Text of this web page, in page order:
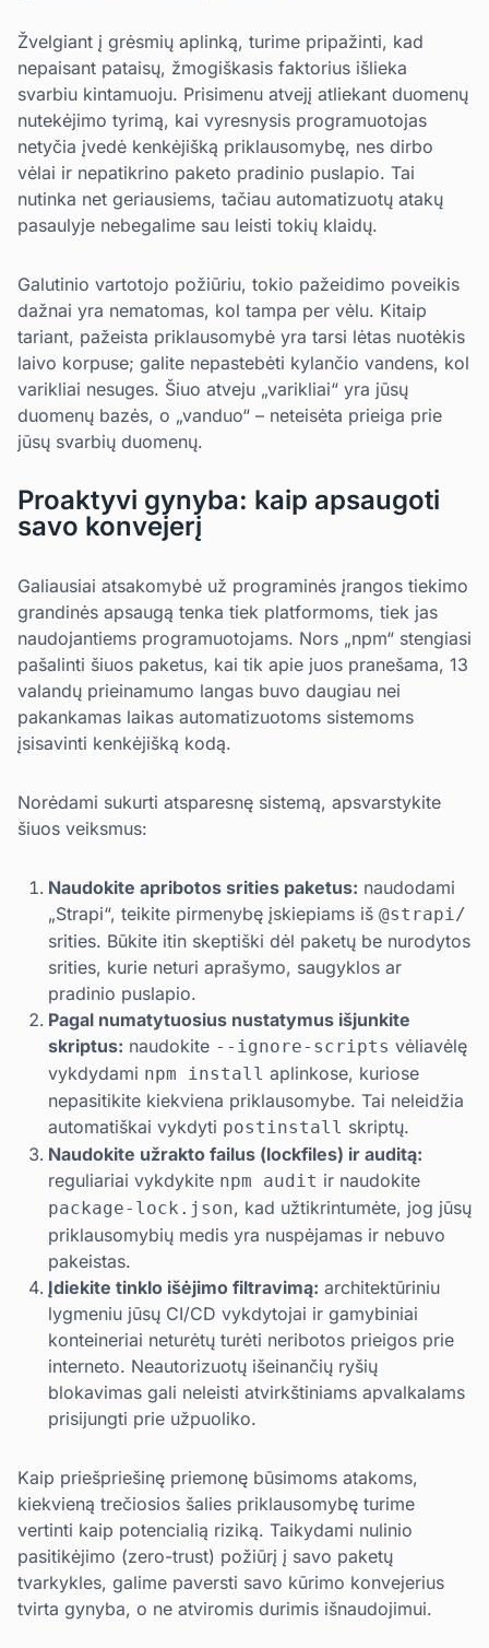
Žvelgiant į grėsmių aplinką, turime pripažinti, kad
nepaisant pataisų, žmogiškasis faktorius išlieka
svarbiu kintamuoju. Prisimenu atvejį atliekant duomenų
nutekėjimo tyrimą, kai vyresnysis programuotojas
netyčia įvedė kenkėjišką priklausomybę, nes dirbo
vėlai ir nepatikrino paketo pradinio puslapio. Tai
nutinka net geriausiems, tačiau automatizuotų atakų
pasaulyje nebegalime sau leisti tokių klaidų.
Galutinio vartotojo požiūriu, tokio pažeidimo poveikis
dažnai yra nematomas, kol tampa per vėlu. Kitaip
tariant, pažeista priklausomybė yra tarsi lėtas nuotėkis
laivo korpuse; galite nepastebėti kylančio vandens, kol
varikliai nesuges. Šiuo atveju „varikliai“ yra jūsų
duomenų bazės, o „vanduo“ – neteisėta prieiga prie
jūsų svarbių duomenų.
Proaktyvi gynyba: kaip apsaugoti
savo konvejerį
Galiausiai atsakomybė už programinės įrangos tiekimo
grandinės apsaugą tenka tiek platformoms, tiek jas
naudojantiems programuotojams. Nors „npm“ stengiasi
pašalinti šiuos paketus, kai tik apie juos pranešama, 13
valandų prieinamumo langas buvo daugiau nei
pakankamas laikas automatizuotoms sistemoms
įsisavinti kenkėjišką kodą.
Norėdami sukurti atsparesnę sistemą, apsvarstykite
šiuos veiksmus:
Naudokite apribotos srities paketus: naudodami
„Strapi“, teikite pirmenybę įskiepiams iš @strapi/
srities. Būkite itin skeptiški dėl paketų be nurodytos
srities, kurie neturi aprašymo, saugyklos ar
pradinio puslapio.
Pagal numatytuosius nustatymus išjunkite
skriptus: naudokite --ignore-scripts vėliavėlę
vykdydami npm install aplinkose, kuriose
nepasitikite kiekviena priklausomybe. Tai neleidžia
automatiškai vykdyti postinstall skriptų.
Naudokite užrakto failus (lockfiles) ir auditą:
reguliariai vykdykite npm audit ir naudokite
package-lock.json, kad užtikrintumėte, jog jūsų
priklausomybių medis yra nuspėjamas ir nebuvo
pakeistas.
Įdiekite tinklo išėjimo filtravimą: architektūriniu
lygmeniu jūsų CI/CD vykdytojai ir gamybiniai
konteineriai neturėtų turėti neribotos prieigos prie
interneto. Neautorizuotų išeinančių ryšių
blokavimas gali neleisti atvirkštiniams apvalkalams
prisijungti prie užpuoliko.
Kaip priešpriešinę priemonę būsimoms atakoms,
kiekvieną trečiosios šalies priklausomybę turime
vertinti kaip potencialią riziką. Taikydami nulinio
pasitikėjimo (zero-trust) požiūrį į savo paketų
tvarkykles, galime paversti savo kūrimo konvejerius
tvirta gynyba, o ne atviromis durimis išnaudojimui.